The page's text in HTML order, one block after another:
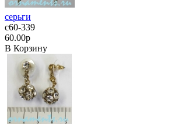
серьги
с60-339
60.00р
В Корзину